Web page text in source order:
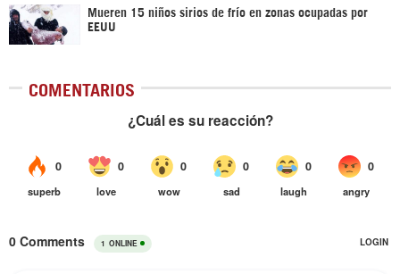
Mueren 15 niños sirios de frío en zonas ocupadas por
EEUU
COMENTARIOS